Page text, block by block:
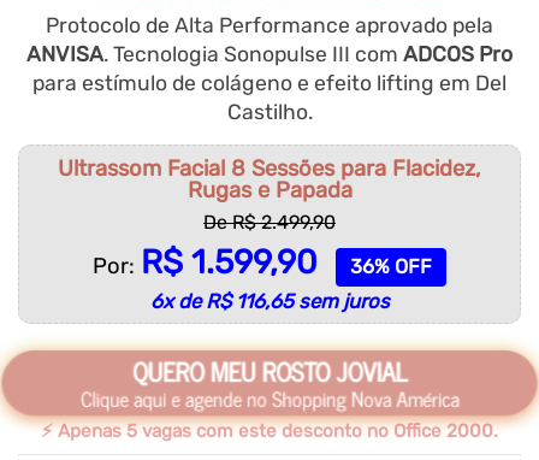
Protocolo de Alta Performance aprovado pela
ANVISA. Tecnologia Sonopulse III com ADCOS Pro
para estímulo de colágeno e efeito lifting em Del
Castilho.
Ultrassom Facial 8 Sessões para Flacidez,
Rugas e Papada
De R$ 2.499,90
Por: R$ 1.599,90 36% OFF
6x de R$ 116,65 sem juros
QUERO MEU ROSTO JOVIAL
Clique aqui e agende no Shopping Nova América
⚡ Apenas 5 vagas com este desconto no Office 2000.